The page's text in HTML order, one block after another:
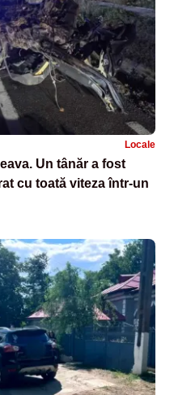
Locale
Un tânăr a fost
cu toată viteza într-un